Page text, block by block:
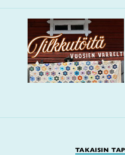
TAKAISIN